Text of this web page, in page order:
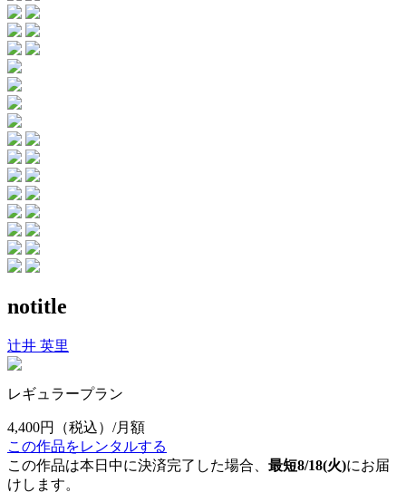
notitle
辻井 英里
レギュラープラン
4,400円
（税込）/月額
この作品をレンタルする
この作品は本日中に決済完了した場合、 最短8/18(火)にお届
けします。